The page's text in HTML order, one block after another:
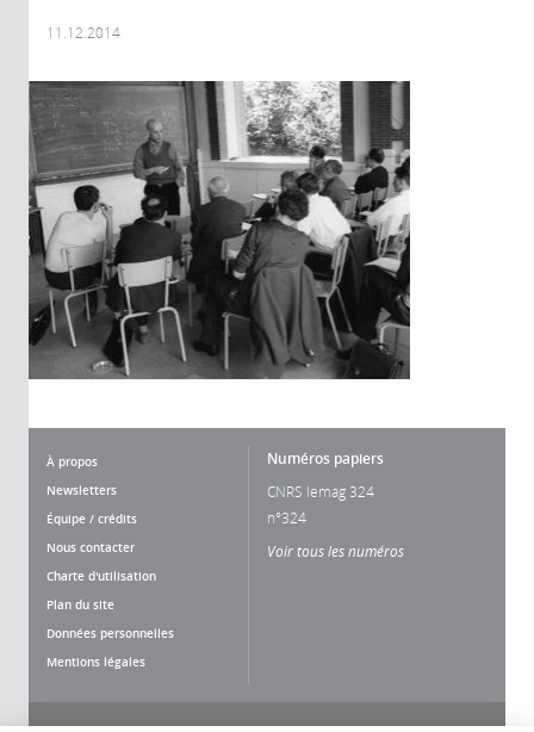
11.12.2014
À propos
Newsletters
Équipe / crédits
Nous contacter
Charte d'utilisation
Plan du site
Données personnelles
Mentions légales
Numéros papiers
CNRS lemag 324
n°324
Voir tous les numéros